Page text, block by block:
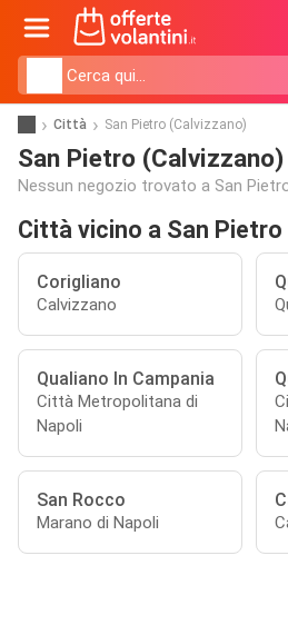
Città San Pietro (Calvizzano)
San Pietro (Calvizzano)
Nessun negozio trovato a San
Città vicino a San Pietro
Corigliano
Calvizzano
Qualiano In Campania
Città Metropolitana di
Napoli
San Rocco
Marano di Napoli